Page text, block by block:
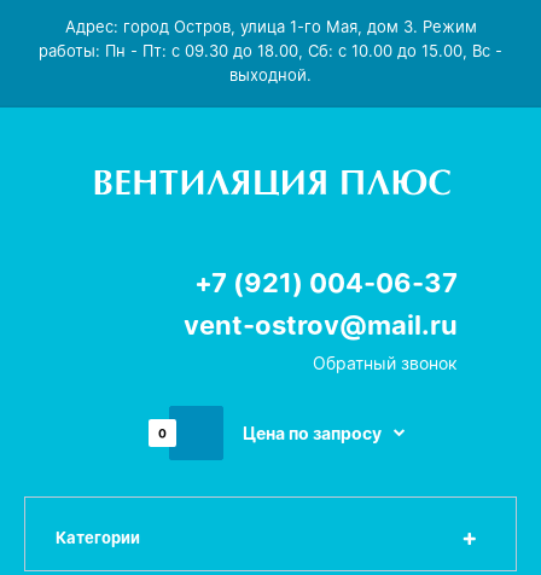
Адрес: город Остров, улица 1-го Мая, дом 3. Режим
работы: Пн - Пт: с 09.30 до 18.00, Сб: с 10.00 до 15.00, Вс -
выходной.
+7 (921) 004-06-37
vent-ostrov@mail.ru
Обратный звонок
0 Цена по запросу
Категории